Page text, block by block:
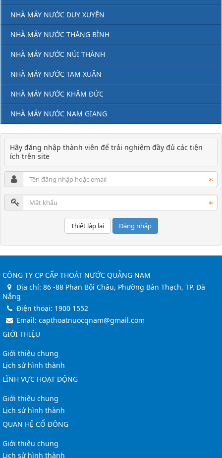
NHÀ MÁY NƯỚC DUY XUYÊN
NHÀ MÁY NƯỚC THĂNG BÌNH
NHÀ MÁY NƯỚC NÚI THÀNH
NHÀ MÁY NƯỚC TAM XUÂN
NHÀ MÁY NƯỚC KHÂM ĐỨC
NHÀ MÁY NƯỚC NAM GIANG
Hãy đăng nhập thành viên để trải nghiệm đầy đủ các tiện
ích trên site
Đăng nhập
CÔNG TY CP CẤP THOÁT NƯỚC QUẢNG NAM
Địa chỉ: 86 -88 Phan Bội Châu, Phường Bàn Thạch, TP. Đà
Nẵng
Điện thoại: 1900 1552
Email: capthoatnuocqnam@gmail.com
GIỚI THIỆU
Giới thiệu chung
Lịch sử hình thành
LĨNH VỰC HOẠT ĐỘNG
Giới thiệu chung
Lịch sử hình thành
QUAN HỆ CỔ ĐÔNG
Giới thiệu chung
Lịch sử hình thành